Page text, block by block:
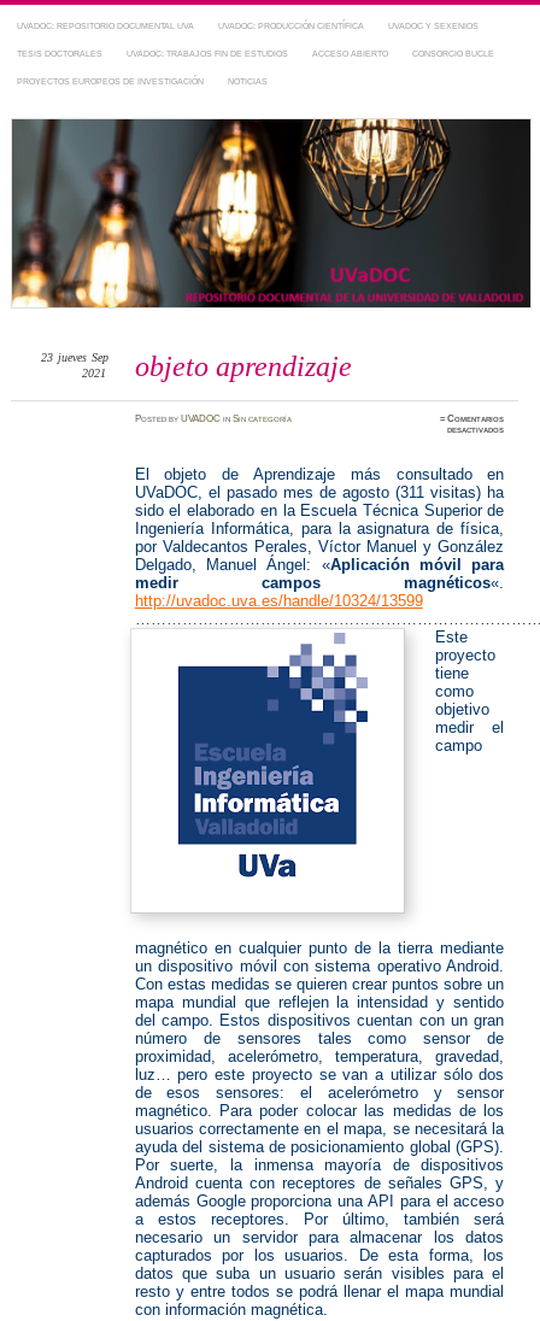
UVADOC: REPOSITORIO DOCUMENTAL UVA UVADOC: PRODUCCIÓN CIENTÍFICA UVADOC Y SEXENIOS
TESIS DOCTORALES UVADOC: TRABAJOS FIN DE ESTUDIOS ACCESO ABIERTO CONSORCIO BUCLE
PROYECTOS EUROPEOS DE INVESTIGACIÓN NOTICIAS
Repositorio Documental de la UVa
~ UVaDOC
objeto aprendizaje
23 jueves Sep
2021
PostedbyUVADOC inSin categoría ≈Comentarios
desactivadosen
El objeto de Aprendizaje más consultado en
UVaDOC, el pasado mes de agosto (311 visitas) ha
sido el elaborado en la Escuela Técnica Superior de
Ingeniería Informática, para la asignatura de física,
por Valdecantos Perales, Víctor Manuel y González
Delgado, Manuel Ángel: «Aplicación móvil para
medir campos magnéticos«.
http://uvadoc.uva.es/handle/10324/13599
Este
proyecto
tiene
como
objetivo
medir el
campo
magnético en cualquier punto de la tierra mediante
un dispositivo móvil con sistema operativo Android.
Con estas medidas se quieren crear puntos sobre un
mapa mundial que reflejen la intensidad y sentido
del campo. Estos dispositivos cuentan con un gran
número de sensores tales como sensor de
proximidad, acelerómetro, temperatura, gravedad,
luz… pero este proyecto se van a utilizar sólo dos
de esos sensores: el acelerómetro y sensor
magnético. Para poder colocar las medidas de los
usuarios correctamente en el mapa, se necesitará la
ayuda del sistema de posicionamiento global (GPS).
Por suerte, la inmensa mayoría de dispositivos
Android cuenta con receptores de señales GPS, y
además Google proporciona una API para el acceso
a estos receptores. Por último, también será
necesario un servidor para almacenar los datos
capturados por los usuarios. De esta forma, los
datos que suba un usuario serán visibles para el
resto y entre todos se podrá llenar el mapa mundial
con información magnética.